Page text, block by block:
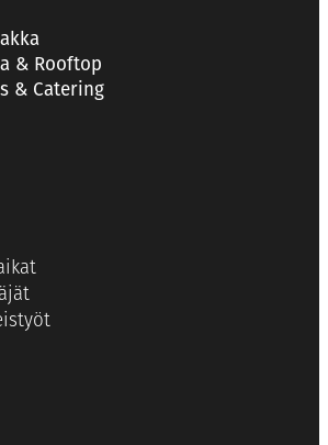
& Rooftop
& Catering